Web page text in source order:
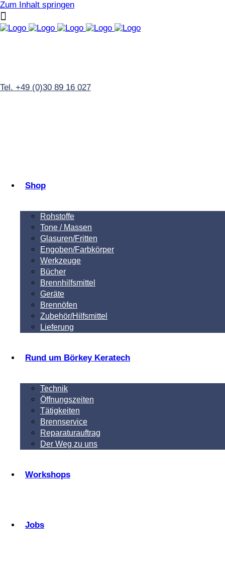
Zum Inhalt springen
Tel. +49 (0)30 89 16 027
Shop
Rohstoffe
Tone / Massen
Glasuren/Fritten
Engoben/Farbkörper
Werkzeuge
Bücher
Brennhilfsmittel
Geräte
Brennöfen
Zubehör/Hilfsmittel
Lieferung
Rund um Börkey Keratech
Technik
Öffnungszeiten
Tätigkeiten
Brennservice
Reparaturauftrag
Der Weg zu uns
Workshops
Jobs